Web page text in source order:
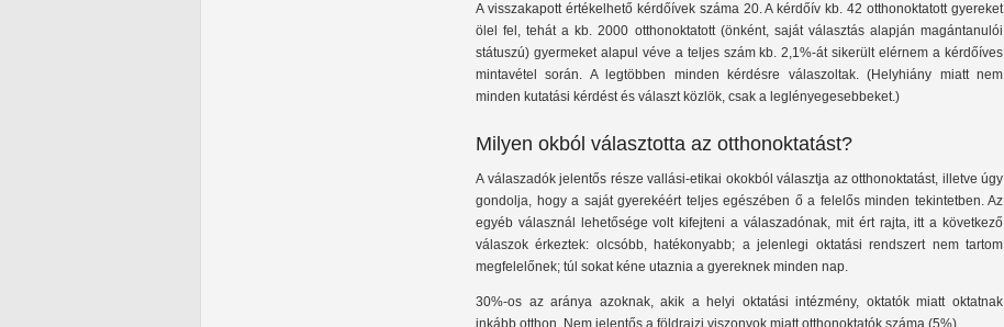
A visszakapott értékelhető kérdőívek száma 20. A kérdőív kb. 42 otthonoktatott gyereket
ölel fel, tehát a kb. 2000 otthonoktatott (önként, saját választás alapján magántanulói
státuszú) gyermeket alapul véve a teljes szám kb. 2,1%-át sikerült elérnem a kérdőíves
mintavétel során. A legtöbben minden kérdésre válaszoltak. (Helyhiány miatt nem
minden kutatási kérdést és választ közlök, csak a leglényegesebbeket.)
Milyen okból választotta az otthonoktatást?
A válaszadók jelentős része vallási-etikai okokból választja az otthonoktatást, illetve úgy
gondolja, hogy a saját gyerekéért teljes egészében ő a felelős minden tekintetben. Az
egyéb válasznál lehetősége volt kifejteni a válaszadónak, mit ért rajta, itt a következő
válaszok érkeztek: olcsóbb, hatékonyabb; a jelenlegi oktatási rendszert nem tartom
megfelelőnek; túl sokat kéne utaznia a gyereknek minden nap.
30%-os az aránya azoknak, akik a helyi oktatási intézmény, oktatók miatt oktatnak